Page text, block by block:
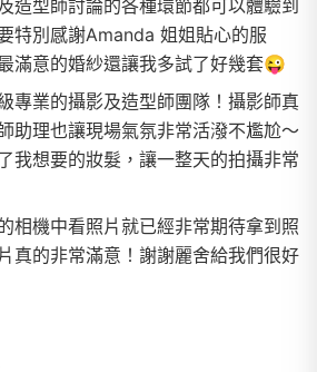
造型師討論的各種環節都可以體驗到
特別感謝Amanda 姐姐貼心的服
滿意的婚紗還讓我多試了好幾套😜
專業的攝影及造型師團隊！攝影師真
助理也讓現場氣氛非常活潑不尷尬～
我想要的妝髮，讓一整天的拍攝非常
相機中看照片就已經非常期待拿到照
真的非常滿意！謝謝麗舍給我們很好